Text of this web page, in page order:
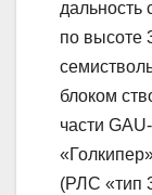
дальность
по высоте
блоком
части
(РЛС «тип